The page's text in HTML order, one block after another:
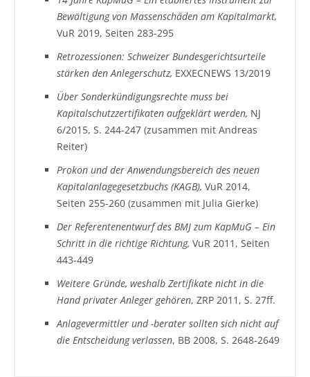
Bewältigung von Massenschäden am Kapitalmarkt,
VuR 2019, Seiten 283-295
Retrozessionen: Schweizer Bundesgerichtsurteile
stärken den Anlegerschutz, EXXECNEWS 13/2019
Über Sonderkündigungsrechte muss bei
Kapitalschutzzertifikaten aufgeklärt werden, NJ
6/2015, S. 244-247 (zusammen mit Andreas
Reiter)
Prokon und der Anwendungsbereich des neuen
Kapitalanlagegesetzbuchs (KAGB), VuR 2014,
Seiten 255-260 (zusammen mit Julia Gierke)
Der Referentenentwurf des BMJ zum KapMuG – Ein
Schritt in die richtige Richtung, VuR 2011, Seiten
443-449
Weitere Gründe, weshalb Zertifikate nicht in die
Hand privater Anleger gehören, ZRP 2011, S. 27ff.
Anlagevermittler und -berater sollten sich nicht auf
die Entscheidung verlassen, BB 2008, S. 2648-2649